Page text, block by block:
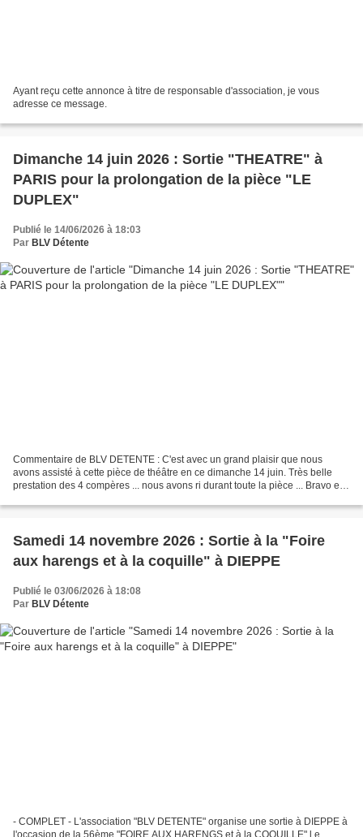
Ayant reçu cette annonce à titre de responsable d'association, je vous
adresse ce message.
Dimanche 14 juin 2026 : Sortie "THEATRE" à
PARIS pour la prolongation de la pièce "LE
DUPLEX"
Publié le 14/06/2026 à 18:03
Par BLV Détente
Commentaire de BLV DETENTE : C'est avec un grand plaisir que nous
avons assisté à cette pièce de théâtre en ce dimanche 14 juin. Très belle
prestation des 4 compères ... nous avons ri durant toute la pièce ... Bravo et
Samedi 14 novembre 2026 : Sortie à la "Foire
aux harengs et à la coquille" à DIEPPE
Publié le 03/06/2026 à 18:08
Par BLV Détente
- COMPLET - L'association "BLV DETENTE" organise une sortie à DIEPPE à
l'occasion de la 56ème "FOIRE AUX HARENGS et à la COQUILLE" l e